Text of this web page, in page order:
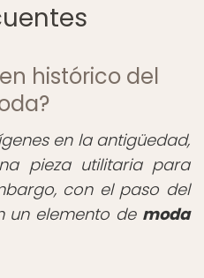
histórico del
en la antigüedad,
pieza utilitaria para
con el paso del
un elemento de moda